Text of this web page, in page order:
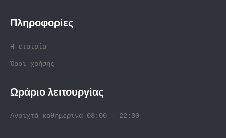
Πληροφορίες
Η εταιρία
Όροι χρήσης
Ωράριο λειτουργίας
Ανοιχτά καθημερινά 08:00 - 22:00